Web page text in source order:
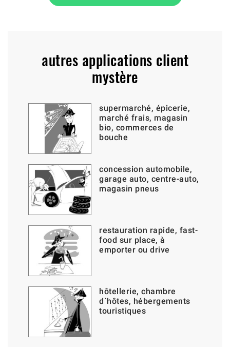
autres applications client
mystère
supermarché, épicerie,
marché frais, magasin
bio, commerces de
bouche
concession automobile,
garage auto, centre-auto,
magasin pneus
restauration rapide, fast-
food sur place, à
emporter ou drive
hôtellerie, chambre
d`hôtes, hébergements
touristiques